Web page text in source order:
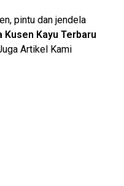
pintu dan jendela
Kusen Kayu Terbaru
Artikel Kami